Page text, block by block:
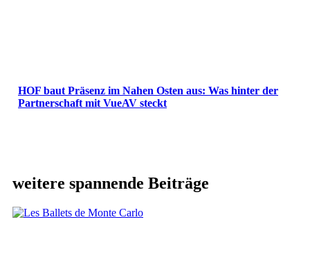
HOF baut Präsenz im Nahen Osten aus: Was hinter der
Partnerschaft mit VueAV steckt
weitere spannende Beiträge